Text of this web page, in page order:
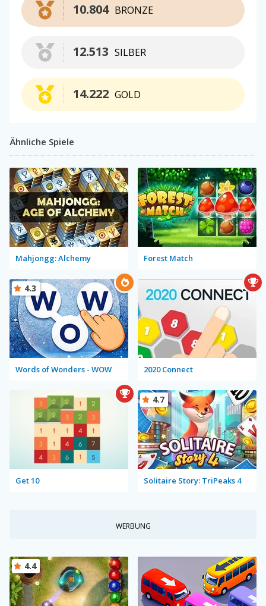
BRONZE
10.804
SILBER
12.513
GOLD
14.222
Ähnliche Spiele
Mahjongg: Alchemy Forest Match
Words of Wonders - WOW
4.3
2020 Connect
Get 10 Solitaire Story: TriPeaks 4
4.7
WERBUNG
4.4